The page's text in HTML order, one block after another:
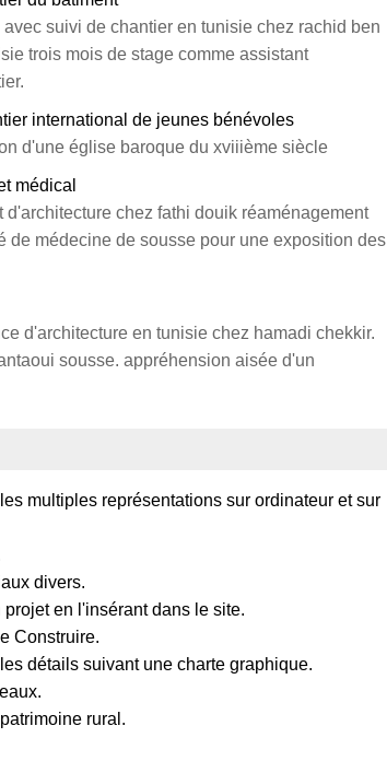
suivi de chantier en tunisie chez rachid ben
trois mois de stage comme assistant
international de jeunes bénévoles
d'une église baroque du xviiième siècle
médical
chez fathi douik réaménagement
de médecine de sousse pour une exposition des
d'architecture en tunisie chez hamadi chekkir.
sousse. appréhension aisée d'un
multiples représentations sur ordinateur et sur
divers.
en l'insérant dans le site.
Construire.
détails suivant une charte graphique.
rural.